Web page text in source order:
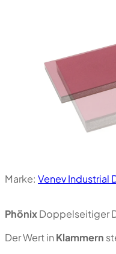
PhönixDoppelseitiger
Der Wert inKlammern
Marke: Venev Industrial